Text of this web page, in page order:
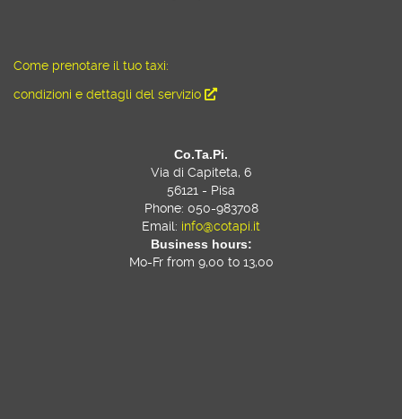
Come prenotare il tuo taxi:
condizioni e dettagli del servizio
Co.Ta.Pi.
Via di Capiteta, 6
56121 - Pisa
Phone: 050-983708
Email: info@cotapi.it
Business hours:
Mo-Fr from 9,00 to 13,00